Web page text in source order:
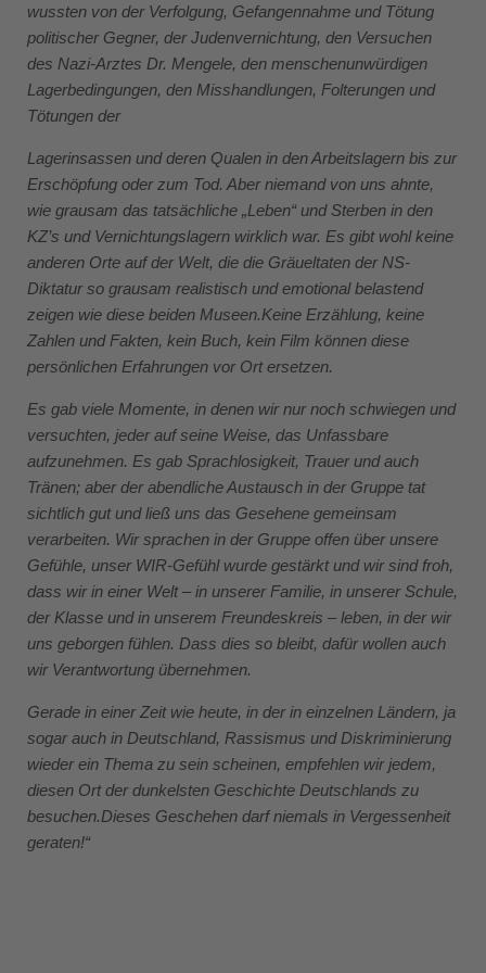
wussten von der Verfolgung, Gefangennahme und Tötung
politischer Gegner, der Judenvernichtung, den Versuchen
des Nazi-Arztes Dr. Mengele, den menschenunwürdigen
Lagerbedingungen, den Misshandlungen, Folterungen und
Tötungen der
Lagerinsassen und deren Qualen in den Arbeitslagern bis zur
Erschöpfung oder zum Tod. Aber niemand von uns ahnte,
wie grausam das tatsächliche „Leben“ und Sterben in den
KZ’s und Vernichtungslagern wirklich war. Es gibt wohl keine
anderen Orte auf der Welt, die die Gräueltaten der NS-
Diktatur so grausam realistisch und emotional belastend
zeigen wie diese beiden Museen.Keine Erzählung, keine
Zahlen und Fakten, kein Buch, kein Film können diese
persönlichen Erfahrungen vor Ort ersetzen.
Es gab viele Momente, in denen wir nur noch schwiegen und
versuchten, jeder auf seine Weise, das Unfassbare
aufzunehmen. Es gab Sprachlosigkeit, Trauer und auch
Tränen; aber der abendliche Austausch in der Gruppe tat
sichtlich gut und ließ uns das Gesehene gemeinsam
verarbeiten. Wir sprachen in der Gruppe offen über unsere
Gefühle, unser WIR-Gefühl wurde gestärkt und wir sind froh,
dass wir in einer Welt – in unserer Familie, in unserer Schule,
der Klasse und in unserem Freundeskreis – leben, in der wir
uns geborgen fühlen. Dass dies so bleibt, dafür wollen auch
wir Verantwortung übernehmen.
Gerade in einer Zeit wie heute, in der in einzelnen Ländern, ja
sogar auch in Deutschland, Rassismus und Diskriminierung
wieder ein Thema zu sein scheinen, empfehlen wir jedem,
diesen Ort der dunkelsten Geschichte Deutschlands zu
besuchen.Dieses Geschehen darf niemals in Vergessenheit
geraten!“